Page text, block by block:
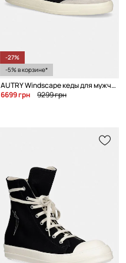
-27%
-5% в корзине*
AUTRY Windscape кеды для мужчин
6699 грн
9299 грн